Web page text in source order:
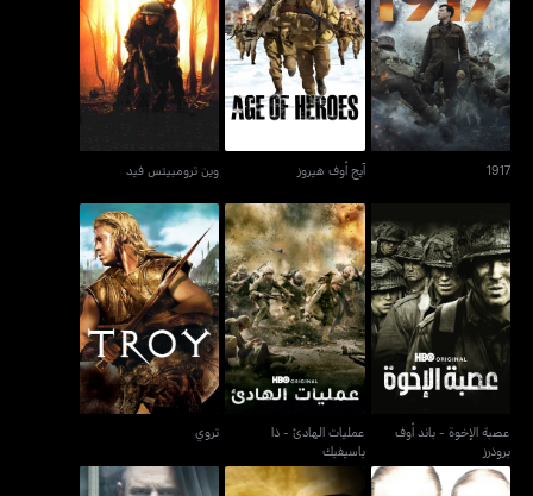
1917
1917
آيج أوف هيروز
آيج أوف هيروز
وين ترومبيتس فيد
وين ترومبيتس فيد
عصبة الإخوة - باند أوف
بروذرز
عصبة الإخوة - باند أوف
بروذرز
عمليات الهادئ - ذا
باسيفيك
عمليات الهادئ - ذا
باسيفيك
تروي
تروي